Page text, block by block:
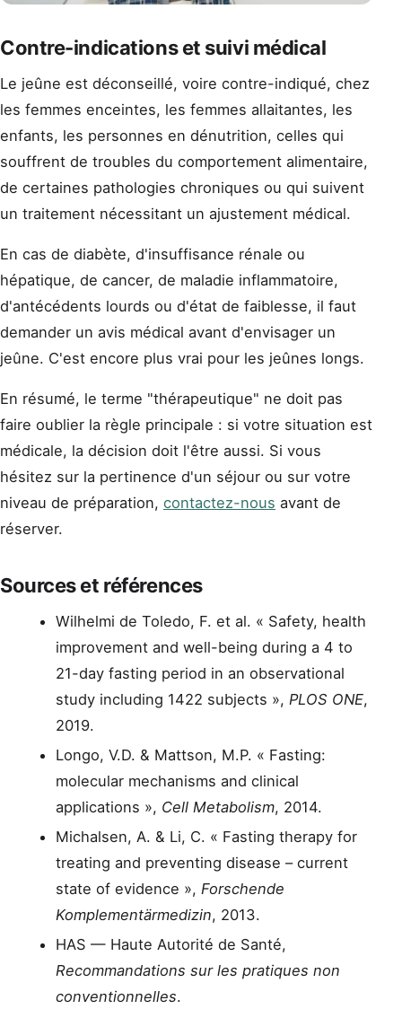
Contre-indications et suivi médical
Le jeûne est déconseillé, voire contre-indiqué, chez
les femmes enceintes, les femmes allaitantes, les
enfants, les personnes en dénutrition, celles qui
souffrent de troubles du comportement alimentaire,
de certaines pathologies chroniques ou qui suivent
un traitement nécessitant un ajustement médical.
En cas de diabète, d'insuffisance rénale ou
hépatique, de cancer, de maladie inflammatoire,
d'antécédents lourds ou d'état de faiblesse, il faut
demander un avis médical avant d'envisager un
jeûne. C'est encore plus vrai pour les jeûnes longs.
En résumé, le terme "thérapeutique" ne doit pas
faire oublier la règle principale : si votre situation est
médicale, la décision doit l'être aussi. Si vous
hésitez sur la pertinence d'un séjour ou sur votre
niveau de préparation, contactez-nous avant de
réserver.
Sources et références
Wilhelmi de Toledo, F. et al. « Safety, health
improvement and well-being during a 4 to
21-day fasting period in an observational
study including 1422 subjects », PLOS ONE,
2019.
Longo, V.D. & Mattson, M.P. « Fasting:
molecular mechanisms and clinical
applications », Cell Metabolism, 2014.
Michalsen, A. & Li, C. « Fasting therapy for
treating and preventing disease – current
state of evidence », Forschende
Komplementärmedizin, 2013.
HAS — Haute Autorité de Santé,
Recommandations sur les pratiques non
conventionnelles.